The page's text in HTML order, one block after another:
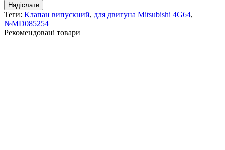
Надіслати
Теги: Клапан випускний, для двигуна Mitsubishi 4G64,
№MD085254
Рекомендовані товари